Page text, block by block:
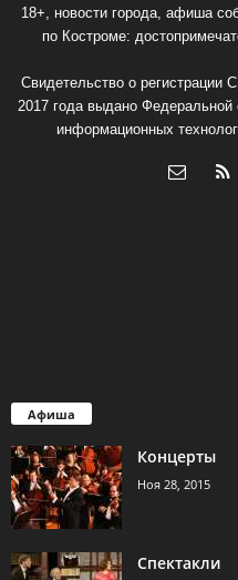
18+, новости города, афиша
по Костроме:
Свидетельство о
2017 года выдано
информационных
Афиша
Концерты
Ноя 28, 2015
Спектакли